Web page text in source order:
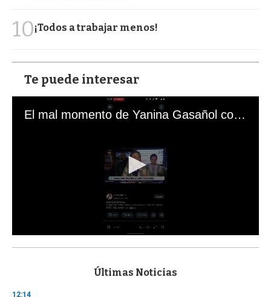
10¡Todos a trabajar menos!
Te puede interesar
El mal momento de Yanina Gasañol con un hincha argentino en "Subrayado"
s
Últimas Noticias
12:14